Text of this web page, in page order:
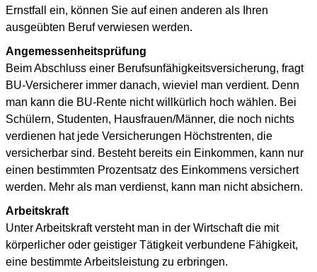
Ernstfall ein, können Sie auf einen anderen als Ihren
ausgeübten Beruf verwiesen werden.
Angemessenheitsprüfung
Beim Abschluss einer Berufsunfähigkeitsversicherung, fragt
BU-Versicherer immer danach, wieviel man verdient. Denn
man kann die BU-Rente nicht willkürlich hoch wählen. Bei
Schülern, Studenten, Hausfrauen/Männer, die noch nichts
verdienen hat jede Versicherungen Höchstrenten, die
versicherbar sind. Besteht bereits ein Einkommen, kann nur
einen bestimmten Prozentsatz des Einkommens versichert
werden. Mehr als man verdienst, kann man nicht absichern.
Arbeitskraft
Unter Arbeitskraft versteht man in der Wirtschaft die mit
körperlicher oder geistiger Tätigkeit verbundene Fähigkeit,
eine bestimmte Arbeitsleistung zu erbringen.